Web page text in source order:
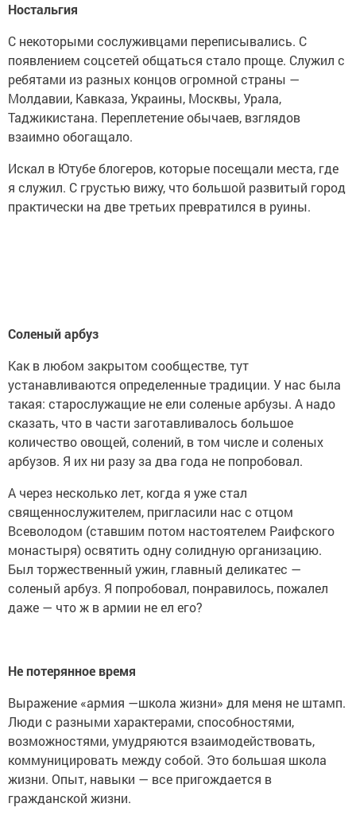
Ностальгия
С некоторыми сослуживцами переписывались. С
появлением соцсетей общаться стало проще. Служил с
ребятами из разных концов огромной страны —
Молдавии, Кавказа, Украины, Москвы, Урала,
Таджикистана. Переплетение обычаев, взглядов
взаимно обогащало.
Искал в Ютубе блогеров, которые посещали места, где
я служил. С грустью вижу, что большой развитый город
практически на две третьих превратился в руины.
Соленый арбуз
Как в любом закрытом сообществе, тут
устанавливаются определенные традиции. У нас была
такая: старослужащие не ели соленые арбузы. А надо
сказать, что в части заготавливалось большое
количество овощей, солений, в том числе и соленых
арбузов. Я их ни разу за два года не попробовал.
А через несколько лет, когда я уже стал
священнослужителем, пригласили нас с отцом
Всеволодом (ставшим потом настоятелем Раифского
монастыря) освятить одну солидную организацию.
Был торжественный ужин, главный деликатес —
соленый арбуз. Я попробовал, понравилось, пожалел
даже — что ж в армии не ел его?
Не потерянное время
Выражение «армия —школа жизни» для меня не штамп.
Люди с разными характерами, способностями,
возможностями, умудряются взаимодействовать,
коммуницировать между собой. Это большая школа
жизни. Опыт, навыки — все пригождается в
гражданской жизни.